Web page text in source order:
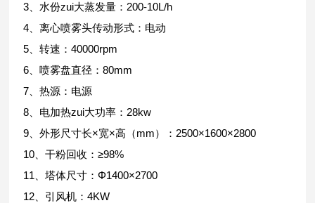
3、水份zui大蒸发量：200-10L/h
4、离心喷雾头传动形式：电动
5、转速：40000rpm
6、喷雾盘直径：80mm
7、热源：电源
8、电加热zui大功率：28kw
9、外形尺寸长×宽×高（mm）：2500×1600×2800
10、干粉回收：≥98%
11、塔体尺寸：Φ1400×2700
12、引风机：4KW